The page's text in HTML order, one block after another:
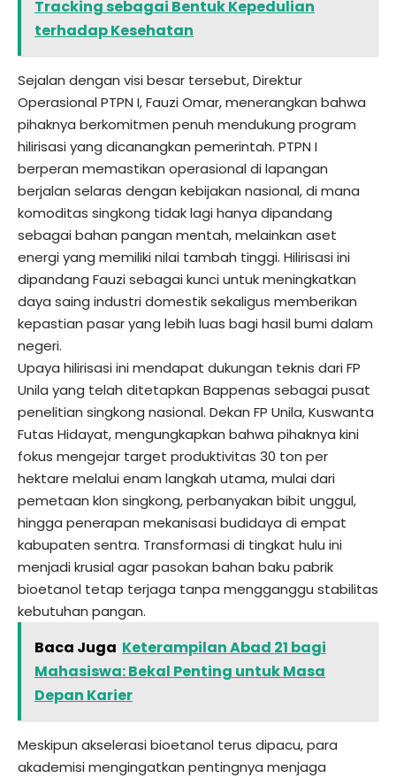
Tracking sebagai Bentuk Kepedulian
terhadap Kesehatan
Sejalan dengan visi besar tersebut, Direktur
Operasional PTPN I, Fauzi Omar, menerangkan bahwa
pihaknya berkomitmen penuh mendukung program
hilirisasi yang dicanangkan pemerintah. PTPN I
berperan memastikan operasional di lapangan
berjalan selaras dengan kebijakan nasional, di mana
komoditas singkong tidak lagi hanya dipandang
sebagai bahan pangan mentah, melainkan aset
energi yang memiliki nilai tambah tinggi. Hilirisasi ini
dipandang Fauzi sebagai kunci untuk meningkatkan
daya saing industri domestik sekaligus memberikan
kepastian pasar yang lebih luas bagi hasil bumi dalam
negeri.
Upaya hilirisasi ini mendapat dukungan teknis dari FP
Unila yang telah ditetapkan Bappenas sebagai pusat
penelitian singkong nasional. Dekan FP Unila, Kuswanta
Futas Hidayat, mengungkapkan bahwa pihaknya kini
fokus mengejar target produktivitas 30 ton per
hektare melalui enam langkah utama, mulai dari
pemetaan klon singkong, perbanyakan bibit unggul,
hingga penerapan mekanisasi budidaya di empat
kabupaten sentra. Transformasi di tingkat hulu ini
menjadi krusial agar pasokan bahan baku pabrik
bioetanol tetap terjaga tanpa mengganggu stabilitas
kebutuhan pangan.
Baca Juga Keterampilan Abad 21 bagi
Mahasiswa: Bekal Penting untuk Masa
Depan Karier
Meskipun akselerasi bioetanol terus dipacu, para
akademisi mengingatkan pentingnya menjaga